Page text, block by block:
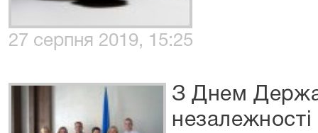
27 серпня 2019, 15:25
З Днем
незалежності